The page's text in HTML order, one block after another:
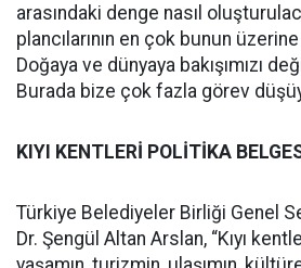
arasındaki denge nasıl
plancılarının en çok bunun
Doğaya ve dünyaya bakışımızı
Burada bize çok fazla görev
KIYI KENTLERİ POLİTİKA
Türkiye Belediyeler Birliği Genel
Dr. Şengül Altan Arslan, “Kıyı